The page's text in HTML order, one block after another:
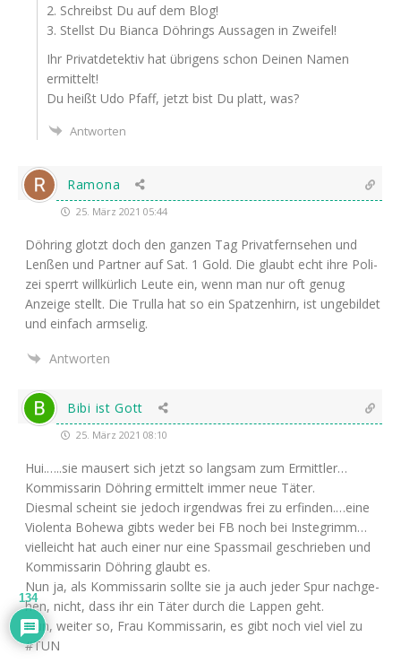
2. Schreibst Du auf dem Blog!
3. Stellst Du Bian­ca Döh­rings Aus­sa­gen in Zweifel!
Ihr Pri­vat­de­tek­tiv hat übri­gens schon Dei­nen Namen
ermittelt!
Du heißt Udo Pfaff, jetzt bist Du platt, was?
Antworten
Ramona
25. März 2021 05:44
Döh­ring glotzt doch den gan­zen Tag Pri­vat­fern­se­hen und
Len­ßen und Part­ner auf Sat. 1 Gold. Die glaubt echt ihre Poli­
zei sperrt will­kür­lich Leu­te ein, wenn man nur oft genug
Anzei­ge stellt. Die Trul­la hat so ein Spat­zen­hirn, ist unge­bil­det
und ein­fach armselig.
Antworten
Bibi ist Gott
25. März 2021 08:10
Hui.…..sie mau­sert sich jetzt so lang­sam zum Ermittler…
Kommissarin Döh­ring ermit­telt immer neue Täter.
Dies­mal scheint sie jedoch irgend­was frei zu erfinden.…eine
Vio­len­ta Bohe­wa gibts weder bei FB noch bei Insteg­rimm…
viel­leicht hat auch einer nur eine Spass­mail geschrie­ben und
Kom­mis­sa­rin Döh­ring glaubt es.
Nun ja, als Kom­mis­sa­rin soll­te sie ja auch jeder Spur nach­ge­
hen, nicht, dass ihr ein Täter durch die Lap­pen geht.
Nun, wei­ter so, Frau Kom­mis­sa­rin, es gibt noch viel viel zu
#TUN
134